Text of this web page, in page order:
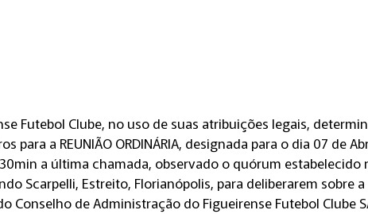
Futebol Clube, no uso de suas atribuições legais,
para a REUNIÃO ORDINÁRIA, designada para o dia 07
a última chamada, observado o quórum
Scarpelli, Estreito, Florianópolis, para deliberarem sobre
de Administração do Figueirense Futebol Clube